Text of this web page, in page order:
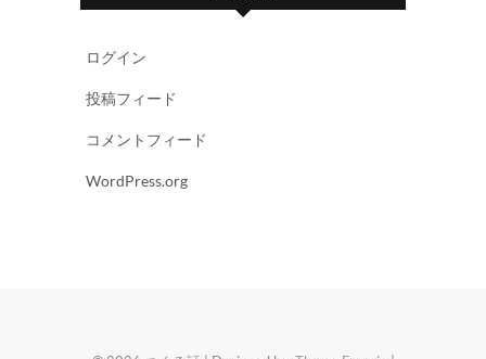
ログイン
投稿フィード
コメントフィード
WordPress.org